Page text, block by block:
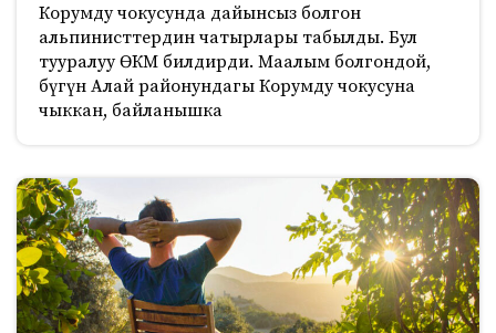
Корумду чокусунда дайынсыз болгон
альпинисттердин чатырлары табылды. Бул
тууралуу ӨКМ билдирди. Маалым болгондой,
бүгүн Алай районундагы Корумду чокусуна
чыккан, байланышка